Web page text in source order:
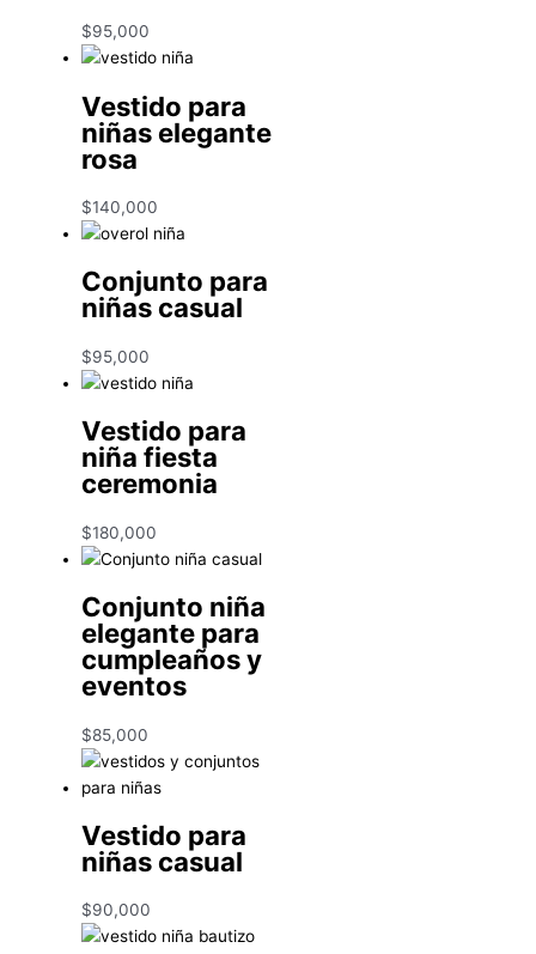
$95,000
Vestido para
niñas elegante
rosa
$140,000
Conjunto para
niñas casual
$95,000
Vestido para
niña fiesta
ceremonia
$180,000
Conjunto niña
elegante para
cumpleaños y
eventos
$85,000
Vestido para
niñas casual
$90,000